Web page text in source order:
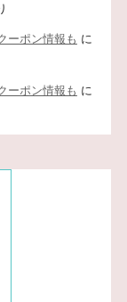
ーポン情報も に
ーポン情報も に